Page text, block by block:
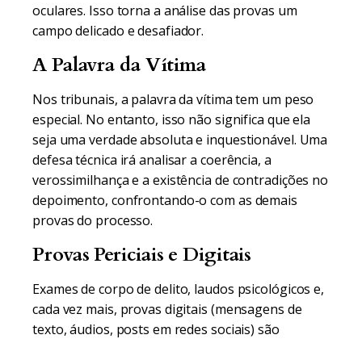
oculares. Isso torna a análise das provas um
campo delicado e desafiador.
A Palavra da Vítima
Nos tribunais, a palavra da vítima tem um peso
especial. No entanto, isso não significa que ela
seja uma verdade absoluta e inquestionável. Uma
defesa técnica irá analisar a coerência, a
verossimilhança e a existência de contradições no
depoimento, confrontando-o com as demais
provas do processo.
Provas Periciais e Digitais
Exames de corpo de delito, laudos psicológicos e,
cada vez mais, provas digitais (mensagens de
texto, áudios, posts em redes sociais) são